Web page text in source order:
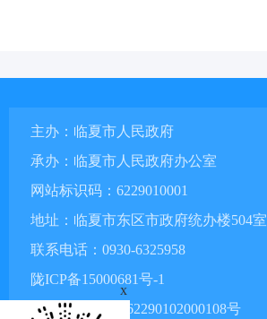
主办：临夏市人民政府
承办：临夏市人民政府办公室
网站标识码：6229010001
地址：临夏市东区市政府统办楼504室
联系电话：0930-6325958
陇ICP备15000681号-1
甘公网安备 62290102000108号
x